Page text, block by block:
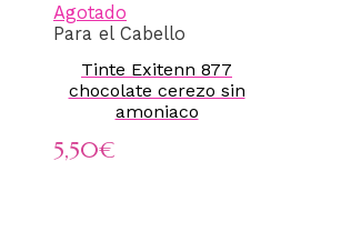
Agotado
Para el Cabello
Tinte Exitenn 877
chocolate cerezo sin
amoniaco
5,50€